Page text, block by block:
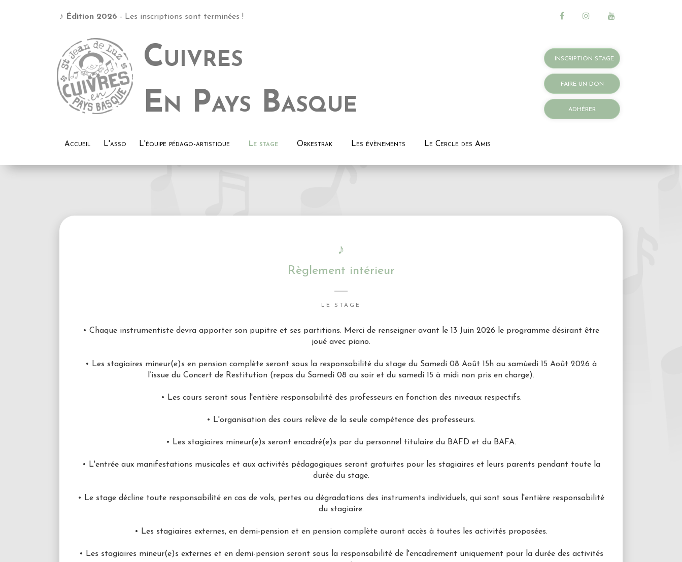
♪ Édition 2026 - Les inscriptions sont terminées !
Cuivres
En Pays Basque
Metalak
Euskal Herrian
INSCRIPTION STAGE
FAIRE UN DON
ADHÉRER
Accueil L'asso L'équipe pédago-artistique Le stage Orkestrak Les évènements Le Cercle des Amis
♪
Règlement intérieur
LE STAGE
• Chaque instrumentiste devra apporter son pupitre et ses partitions. Merci de renseigner avant le 13 Juin 2026 le programme désirant être
joué avec piano.
• Les stagiaires mineur(e)s en pension complète seront sous la responsabilité du stage du Samedi 08 Août 15h au samùedi 15 Août 2026 à
l’issue du Concert de Restitution (repas du Samedi 08 au soir et du samedi 15 à midi non pris en charge).
• Les cours seront sous l'entière responsabilité des professeurs en fonction des niveaux respectifs.
• L'organisation des cours relève de la seule compétence des professeurs.
• Les stagiaires mineur(e)s seront encadré(e)s par du personnel titulaire du BAFD et du BAFA.
• L'entrée aux manifestations musicales et aux activités pédagogiques seront gratuites pour les stagiaires et leurs parents pendant toute la
durée du stage.
• Le stage décline toute responsabilité en cas de vols, pertes ou dégradations des instruments individuels, qui sont sous l'entière responsabilité
du stagiaire.
• Les stagiaires externes, en demi-pension et en pension complète auront accès à toutes les activités proposées.
• Les stagiaires mineur(e)s externes et en demi-pension seront sous la responsabilité de l'encadrement uniquement pour la durée des activités